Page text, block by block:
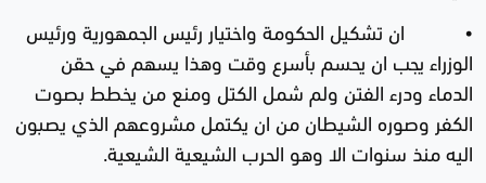
• ان تشكيل الحكومة واختيار رئيس الجمهورية ورئيس
الوزراء يجب ان يحسم بأسرع وقت وهذا يسهم في حقن
الدماء ودرء الفتن ولم شمل الكتل ومنع من يخطط بصوت
الكفر وصوره الشيطان من ان يكتمل مشروعهم الذي يصبون
اليه منذ سنوات الا وهو الحرب الشيعية الشيعية.